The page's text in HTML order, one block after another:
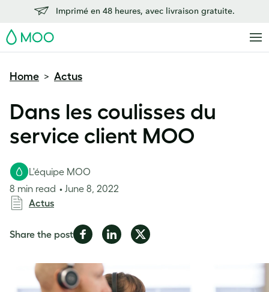
Imprimé en 48 heures, avec livraison gratuite.
MOO
Home > Actus
Dans les coulisses du
service client MOO
L'équipe MOO
8 min read
June 8, 2022
Actus
Share the postShare
Facebook
Share
LinkedIn
Share